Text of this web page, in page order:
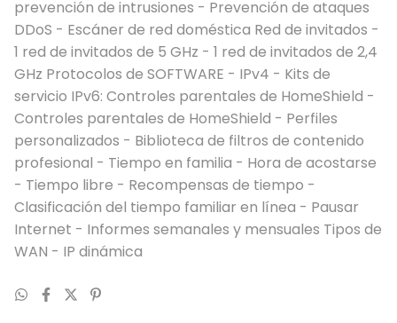
prevención de intrusiones - Prevención de ataques
DDoS - Escáner de red doméstica Red de invitados -
1 red de invitados de 5 GHz - 1 red de invitados de 2,4
GHz Protocolos de SOFTWARE - IPv4 - Kits de
servicio IPv6: Controles parentales de HomeShield -
Controles parentales de HomeShield - Perfiles
personalizados - Biblioteca de filtros de contenido
profesional - Tiempo en familia - Hora de acostarse
- Tiempo libre - Recompensas de tiempo -
Clasificación del tiempo familiar en línea - Pausar
Internet - Informes semanales y mensuales Tipos de
WAN - IP dinámica